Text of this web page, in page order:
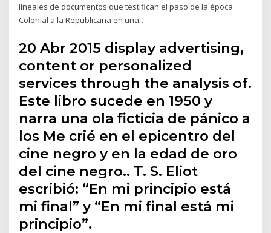
lineales de documentos que testifican el paso de la época
Colonial a la Republicana en una…
20 Abr 2015 display advertising,
content or personalized
services through the analysis of.
Este libro sucede en 1950 y
narra una ola ficticia de pánico a
los Me crié en el epicentro del
cine negro y en la edad de oro
del cine negro.. T. S. Eliot
escribió: “En mi principio está
mi final” y “En mi final está mi
principio”.